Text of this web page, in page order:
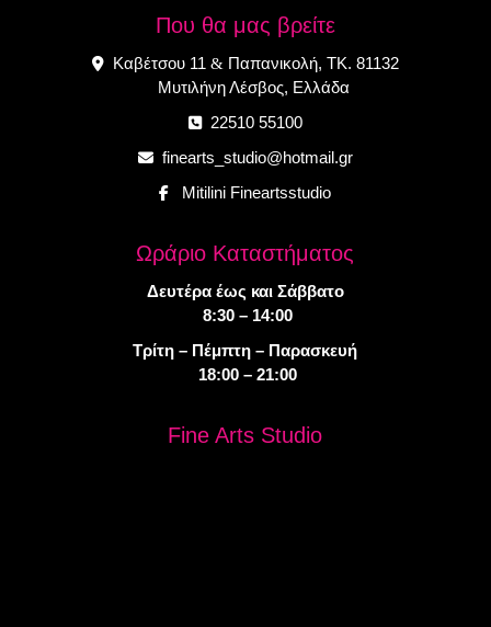
Που θα μας βρείτε
Καβέτσου 11 &Παπανικολή, ΤΚ. 81132
Μυτιλήνη Λέσβος, Ελλάδα
22510 55100
finearts_studio@hotmail.gr
Mitilini Fineartsstudio
Ωράριο Καταστήματος
Δευτέρα έως και Σάββατο
8:30 – 14:00
Τρίτη – Πέμπτη – Παρασκευή
18:00 – 21:00
Fine Arts Studio